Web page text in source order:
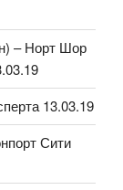
– Норт Шор
13.03.19
Сити